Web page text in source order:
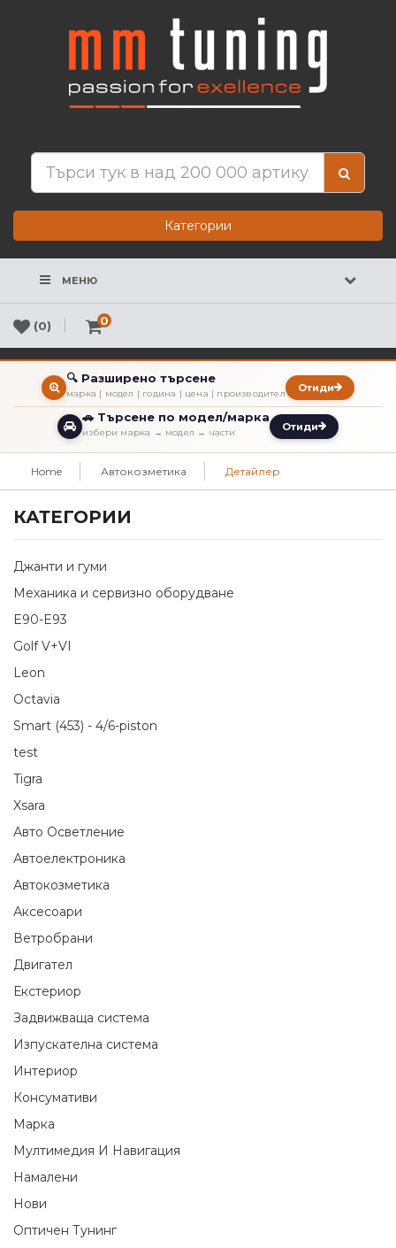
Категории
МЕНЮ
(0) 0
🔍 Разширено търсене
марка | модел | година | цена | производител Отиди
🚗 Търсене по модел/марка
избери марка → модел → части Отиди
Home Автокозметика Детайлер
КАТЕГОРИИ
Джанти и гуми
Механика и сервизно оборудване
E90-E93
Golf V+VI
Leon
Octavia
Smart (453) - 4/6-piston
test
Tigra
Xsara
Авто Осветление
Автоелектроника
Автокозметика
Аксесоари
Ветробрани
Двигател
Екстериор
Задвижваща система
Изпускателна система
Интериор
Консумативи
Марка
Мултимедия И Навигация
Намалени
Нови
Оптичен Тунинг